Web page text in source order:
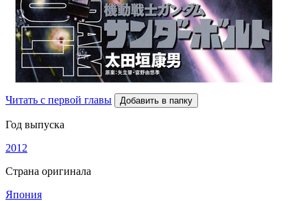
Читать с первой главы Добавить в папку
Год выпуска
2012
Страна оригинала
Япония